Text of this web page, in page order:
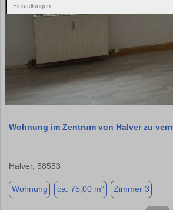
Einstellungen
Wohnung im Zentrum von Halver zu
Halver, 58553
Wohnung ca. 75,00 m² Zimmer 3